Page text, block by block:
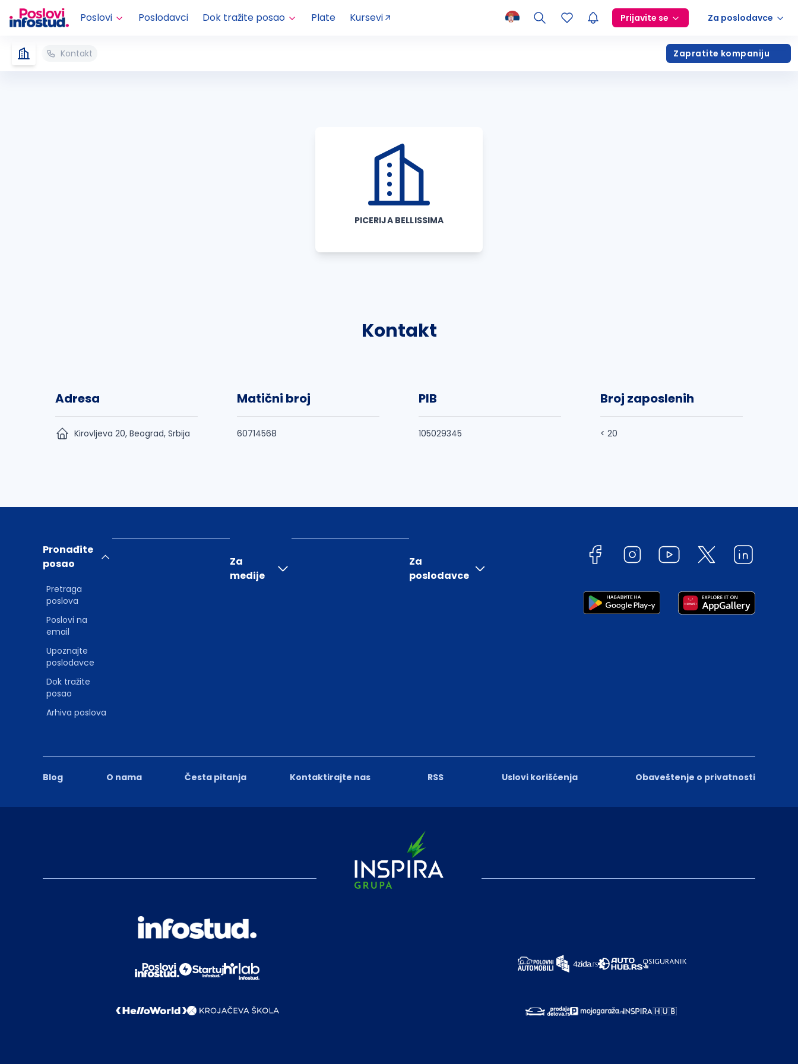
Poslovi Poslodavci Dok tražite posao Plate Kursevi Prijavite se Za poslodavce
Kontakt Zapratite kompaniju
PICERIJA BELLISSIMA
Kontakt
Adresa
Kirovljeva 20, Beograd, Srbija
Matični broj
60714568
PIB
105029345
Broj zaposlenih
< 20
Blog O nama Česta pitanja Kontaktirajte nas RSS Uslovi korišćenja Obaveštenje o privatnosti
Pronađite
posao
Pretraga
poslova
Poslovi na
email
Upoznajte
poslodavce
Dok tražite
posao
Arhiva poslova
Za
medije
Za
poslodavce